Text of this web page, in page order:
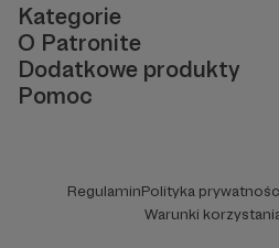
Kategorie
O Patronite
Dodatkowe produkty
Pomoc
RegulaminPolityka
Warunki